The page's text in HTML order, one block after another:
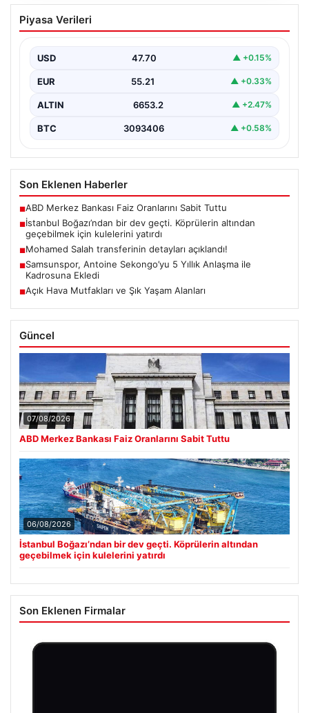
İstanbul Boğazı’ndan bir dev geçti.
Köprülerin altından geçebilmek için
Piyasa Verileri
USD 47.70 ▲ +0.15%
EUR 55.21 ▲ +0.33%
ALTIN 6653.2 ▲ +2.47%
BTC 3093406 ▲ +0.58%
Son Eklenen Haberler
■ABD Merkez Bankası Faiz Oranlarını Sabit Tuttu
■İstanbul Boğazı’ndan bir dev geçti. Köprülerin altından
geçebilmek için kulelerini yatırdı
■Mohamed Salah transferinin detayları açıklandı!
■Samsunspor, Antoine Sekongo’yu 5 Yıllık Anlaşma ile
Kadrosuna Ekledi
■Açık Hava Mutfakları ve Şık Yaşam Alanları
Güncel
07/08/2026
ABD Merkez Bankası Faiz Oranlarını Sabit Tuttu
06/08/2026
İstanbul Boğazı’ndan bir dev geçti. Köprülerin altından
geçebilmek için kulelerini yatırdı
Son Eklenen Firmalar